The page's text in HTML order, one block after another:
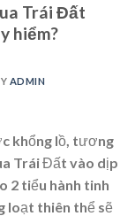
Trái Đất
hiểm?
ADMIN
khổng lồ, tương
Trái Đất vào dịp
2 tiểu hành tinh
loạt thiên thể sẽ